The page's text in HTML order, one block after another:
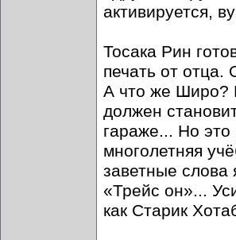
активируется,
Тосака Рин
печать от отца.
А что же Широ?
должен
гараже... Но
многолетняя
заветные слова
«Трейс он»...
как Старик